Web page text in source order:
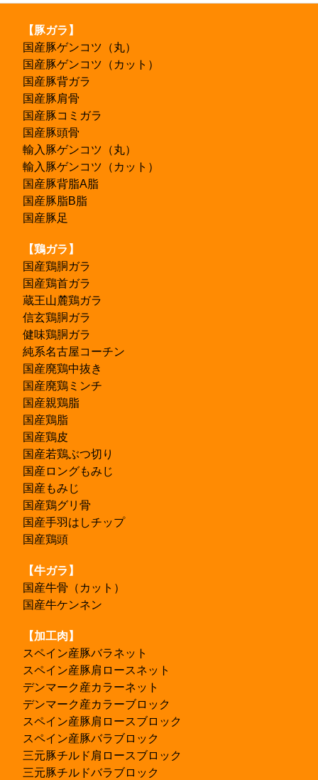
【豚ガラ】
国産豚ゲンコツ（丸）
国産豚ゲンコツ（カット）
国産豚背ガラ
国産豚肩骨
国産豚コミガラ
国産豚頭骨
輸入豚ゲンコツ（丸）
輸入豚ゲンコツ（カット）
国産豚背脂A脂
国産豚脂B脂
国産豚足
【鶏ガラ】
国産鶏胴ガラ
国産鶏首ガラ
蔵王山麓鶏ガラ
信玄鶏胴ガラ
健味鶏胴ガラ
純系名古屋コーチン
国産廃鶏中抜き
国産廃鶏ミンチ
国産親鶏脂
国産鶏脂
国産鶏皮
国産若鶏ぶつ切り
国産ロングもみじ
国産もみじ
国産鶏グリ骨
国産手羽はしチップ
国産鶏頭
【牛ガラ】
国産牛骨（カット）
国産牛ケンネン
【加工肉】
スペイン産豚バラネット
スペイン産豚肩ロースネット
デンマーク産カラーネット
デンマーク産カラーブロック
スペイン産豚肩ロースブロック
スペイン産豚バラブロック
三元豚チルド肩ロースブロック
三元豚チルドバラブロック